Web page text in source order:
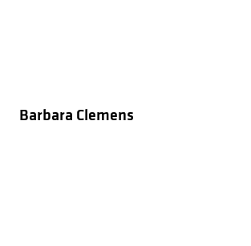
Barbara Clemens